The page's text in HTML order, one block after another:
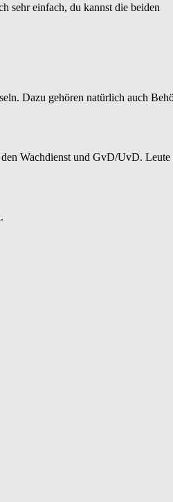
sehr einfach, du kannst die beiden
Dazu gehören natürlich auch
Wachdienst und GvD/UvD.